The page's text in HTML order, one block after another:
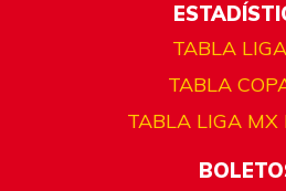
TABLA
TABLA
TABLA LIGA MX